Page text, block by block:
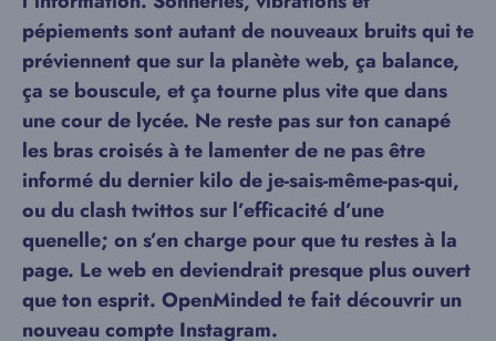
pépiements sont autant de nouveaux bruits qui te
préviennent que sur la planète web, ça balance,
ça se bouscule, et ça tourne plus vite que dans
une cour de lycée. Ne reste pas sur ton canapé
les bras croisés à te lamenter de ne pas être
informé du dernier kilo de je-sais-même-pas-qui,
ou du clash twittos sur l’efficacité d’une
quenelle; on s’en charge pour que tu restes à la
page. Le web en deviendrait presque plus ouvert
que ton esprit. OpenMinded te fait découvrir un
nouveau compte Instagram.